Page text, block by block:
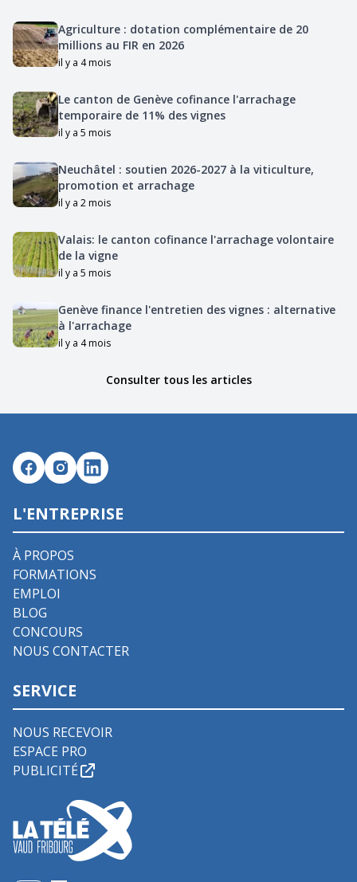
Agriculture : dotation complémentaire de 20
millions au FIR en 2026
il y a 4 mois
Le canton de Genève cofinance l'arrachage
temporaire de 11% des vignes
il y a 5 mois
Neuchâtel : soutien 2026-2027 à la viticulture,
promotion et arrachage
il y a 2 mois
Valais: le canton cofinance l'arrachage volontaire
de la vigne
il y a 5 mois
Genève finance l'entretien des vignes : alternative
à l'arrachage
il y a 4 mois
Consulter tous les articles
L'ENTREPRISE
À PROPOS
FORMATIONS
EMPLOI
BLOG
CONCOURS
NOUS CONTACTER
SERVICE
NOUS RECEVOIR
ESPACE PRO
PUBLICITÉ